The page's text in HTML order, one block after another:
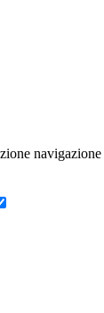
navigazione